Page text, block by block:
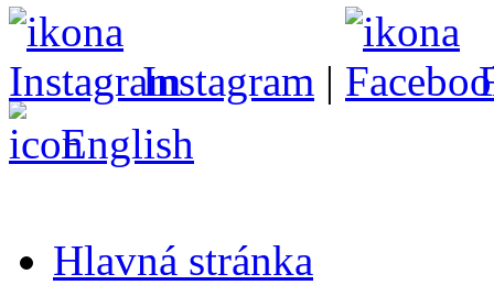
Instagram |
English
Hlavná stránka